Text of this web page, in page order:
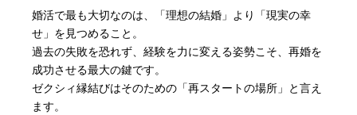
婚活で最も大切なのは、「理想の結婚」より「現実の幸
せ」を見つめること。
過去の失敗を恐れず、経験を力に変える姿勢こそ、再婚を
成功させる最大の鍵です。
ゼクシィ縁結びはそのための「再スタートの場所」と言え
ます。